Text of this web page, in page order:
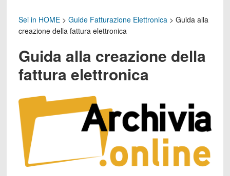
Sei in HOME> Guide Fatturazione Elettronica> Guida alla
creazione della fattura elettronica
Guida alla creazione della
fattura elettronica